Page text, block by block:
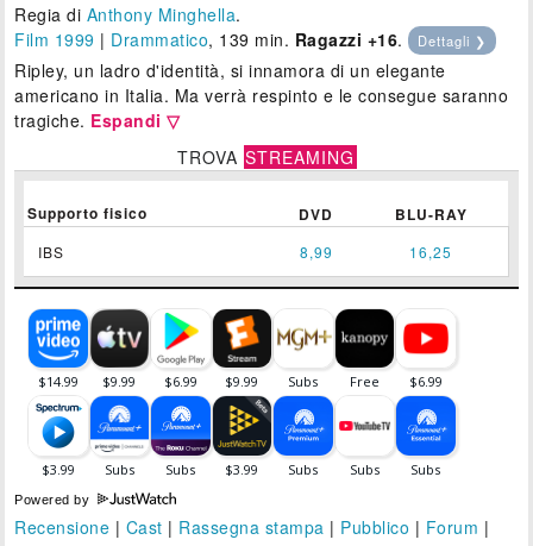
Regia di Anthony Minghella.
Film 1999 | Drammatico, 139 min. Ragazzi +16. Dettagli ❯
Ripley, un ladro d'identità, si innamora di un elegante
americano in Italia. Ma verrà respinto e le consegue saranno
tragiche. Espandi ▽
TROVA STREAMING
Supporto fisico DVD BLU-RAY
IBS 8,99 16,25
Powered by
Recensione | Cast | Rassegna stampa | Pubblico | Forum |